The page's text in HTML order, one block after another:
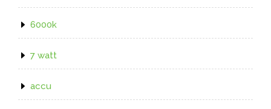
6000k
7 watt
accu